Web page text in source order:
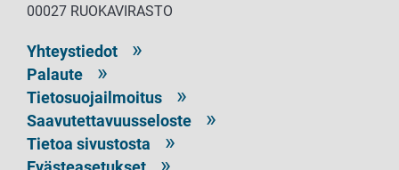
00027 RUOKAVIRASTO
Yhteystiedot
Palaute
Tietosuojailmoitus
Saavutettavuusseloste
Tietoa sivustosta